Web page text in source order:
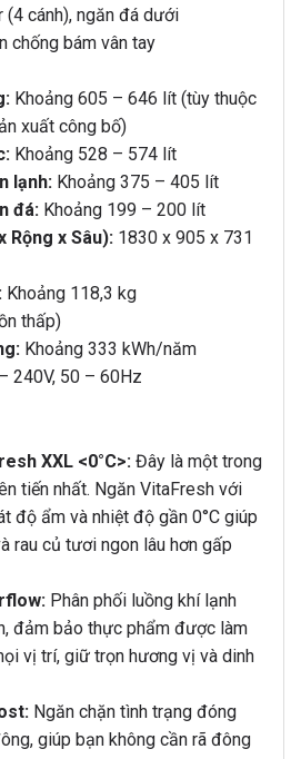
cánh), ngăn đá dưới
chống bám vân tay
Khoảng 605 – 646 lít (tùy thuộc
xuất công bố)
Khoảng 528 – 574 lít
lạnh:Khoảng 375 – 405 lít
đá:Khoảng 199 – 200 lít
Rộng x Sâu):1830 x 905 x 731
Khoảng 118,3 kg
thấp)
Khoảng 333 kWh/năm
240V, 50 – 60Hz
XXL <0°C>:Đây là một trong
tiến nhất. Ngăn VitaFresh với
độ ẩm và nhiệt độ gần 0°C giúp
rau củ tươi ngon lâu hơn gấp
Phân phối luồng khí lạnh
đảm bảo thực phẩm được làm
vị trí, giữ trọn hương vị và dinh
Ngăn chặn tình trạng đóng
giúp bạn không cần rã đông